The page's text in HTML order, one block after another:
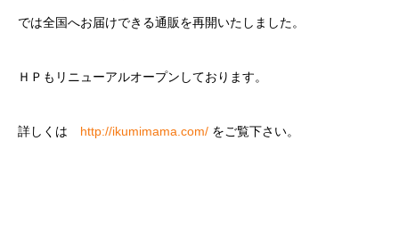
では全国へお届けできる通販を再開いたしました。
ＨＰもリニューアルオープンしております。
詳しくは http://ikumimama.com/ をご覧下さい。